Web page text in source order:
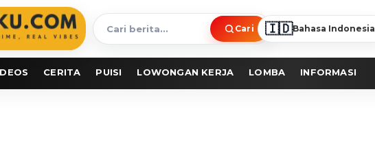
Cari
berita
Cari 🇮🇩Bahasa Indonesia
CERITA PUISI LOWONGAN KERJA LOMBA INFORMASI